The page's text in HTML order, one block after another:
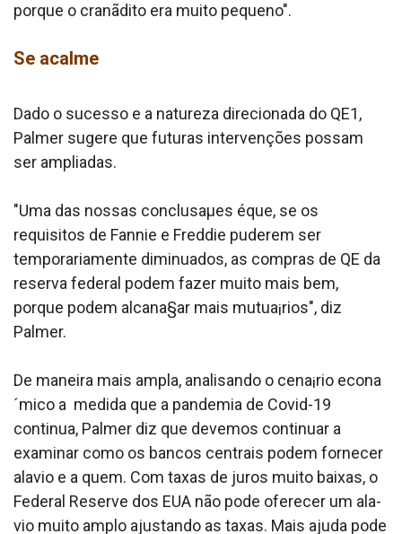
porque o cranãdito era muito pequeno".
Se acalme
Dado o sucesso e a natureza direcionada do QE1,
Palmer sugere que futuras intervenções possam
ser ampliadas.
"Uma das nossas conclusaµes éque, se os
requisitos de Fannie e Freddie puderem ser
temporariamente diminua­dos, as compras de QE da
reserva federal podem fazer muito mais bem,
porque podem alcana§ar mais mutua¡rios", diz
Palmer.
De maneira mais ampla, analisando o cena¡rio econa
´mico a medida que a pandemia de Covid-19
continua, Palmer diz que devemos continuar a
examinar como os bancos centrais podem fornecer
ala­vio e a quem. Com taxas de juros muito baixas, o
Federal Reserve dos EUA não pode oferecer um ala­
vio muito amplo ajustando as taxas. Mais ajuda pode